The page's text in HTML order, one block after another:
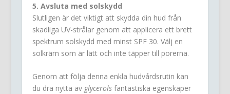
5. Avsluta med solskydd
Slutligen är det viktigt att skydda din hud från
skadliga UV-strålar genom att applicera ett brett
spektrum solskydd med minst SPF 30. Välj en
solkräm som är lätt och inte täpper till porerna.
Genom att följa denna enkla hudvårdsrutin kan
du dra nytta av glycerolsfantastiska egenskaper